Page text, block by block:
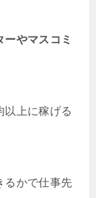
やマスコミ
以上に稼げる
るかで仕事先